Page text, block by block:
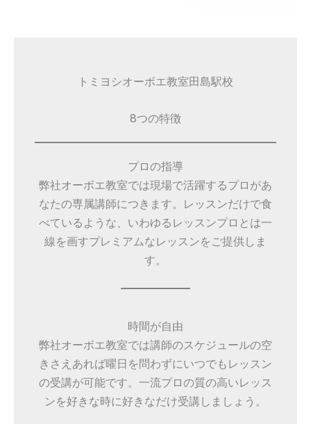
トミヨシオーボエ教室田島駅校
8つの特徴
プロの指導
弊社オーボエ教室では現場で活躍するプロがあ
なたの専属講師につきます。レッスンだけで食
べているような、いわゆるレッスンプロとは一
線を画すプレミアムなレッスンをご提供しま
す。
時間が自由
弊社オーボエ教室では講師のスケジュールの空
きさえあれば曜日を問わずにいつでもレッスン
の受講が可能です。一流プロの質の高いレッス
ンを好きな時に好きなだけ受講しましょう。